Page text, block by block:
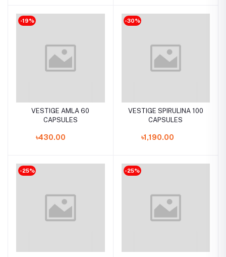
-19%
VESTIGE AMLA 60
CAPSULES
৳430.00
-30%
VESTIGE SPIRULINA 100
CAPSULES
৳1,190.00
-25% -25%